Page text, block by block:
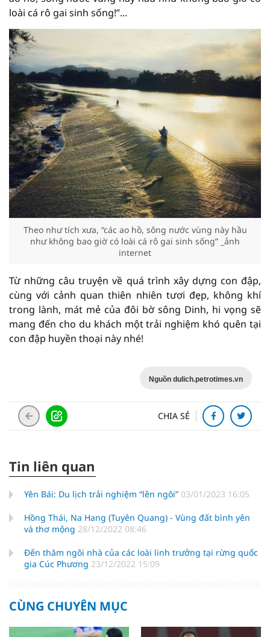
loài cá rô gai sinh sống!”...
Theo như tích xưa, “các ao hồ, sông nước vùng này hầu
như không bao giờ có loài cá rô gai sinh sống” _ảnh
internet
Từ những câu truyện về quá trình xây dựng con đập,
cùng với cảnh quan thiên nhiên tươi đẹp, không khí
trong lành, mát mẻ của đôi bờ sông Dinh, hi vọng sẽ
mang đến cho du khách một trải nghiệm khó quên tại
con đập huyền thoại này nhé!
Nguồn dulich.petrotimes.vn
CHIA SẺ
Tin liên quan
Yên Bái: Du lịch trải nghiệm “lên ngôi” 03/01/2023 16:05
Hồng Thái, Na Hang (Tuyên Quang) - Vùng đất bình yên
và thơ mộng 28/12/2022 08:46
Đến thăm ngôi nhà của các loài linh trưởng tại rừng quốc
gia Cúc Phương 23/12/2022 15:09
CÙNG CHUYÊN MỤC